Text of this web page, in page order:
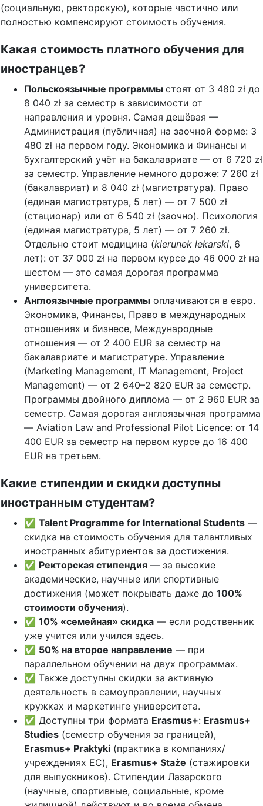
(социальную, ректорскую), которые частично или
полностью компенсируют стоимость обучения.
Какая стоимость платного обучения для
иностранцев?
Польскоязычные программы стоят от 3 480 zł до
8 040 zł за семестр в зависимости от
направления и уровня. Самая дешёвая —
Администрация (публичная) на заочной форме: 3
480 zł на первом году. Экономика и Финансы и
бухгалтерский учёт на бакалавриате — от 6 720 zł
за семестр. Управление немного дороже: 7 260 zł
(бакалавриат) и 8 040 zł (магистратура). Право
(единая магистратура, 5 лет) — от 7 500 zł
(стационар) или от 6 540 zł (заочно). Психология
(единая магистратура, 5 лет) — от 7 260 zł.
Отдельно стоит медицина (kierunek lekarski, 6
лет): от 37 000 zł на первом курсе до 46 000 zł на
шестом — это самая дорогая программа
университета.
Англоязычные программы оплачиваются в евро.
Экономика, Финансы, Право в международных
отношениях и бизнесе, Международные
отношения — от 2 400 EUR за семестр на
бакалавриате и магистратуре. Управление
(Marketing Management, IT Management, Project
Management) — от 2 640–2 820 EUR за семестр.
Программы двойного диплома — от 2 960 EUR за
семестр. Самая дорогая англоязычная программа
— Aviation Law and Professional Pilot Licence: от 14
400 EUR за семестр на первом курсе до 16 400
EUR на третьем.
Какие стипендии и скидки доступны
иностранным студентам?
✅ Talent Programme for International Students —
скидка на стоимость обучения для талантливых
иностранных абитуриентов за достижения.
✅ Ректорская стипендия — за высокие
академические, научные или спортивные
достижения (может покрывать даже до 100%
стоимости обучения).
✅ 10% «семейная» скидка — если родственник
уже учится или учился здесь.
✅ 50% на второе направление — при
параллельном обучении на двух программах.
✅ Также доступны скидки за активную
деятельность в самоуправлении, научных
кружках и маркетинге университета.
✅ Доступны три формата Erasmus+: Erasmus+
Studies (семестр обучения за границей),
Erasmus+ Praktyki (практика в компаниях/
учреждениях ЕС), Erasmus+ Staże (стажировки
для выпускников). Стипендии Лазарского
(научные, спортивные, социальные, кроме